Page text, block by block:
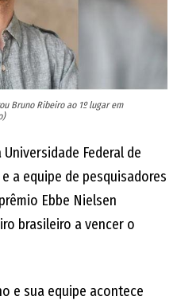
Bruno Ribeiro ao 1º lugar em
Federal de
e a equipe de pesquisadores
Ebbe Nielsen
brasileiro a vencer o
e sua equipe acontece